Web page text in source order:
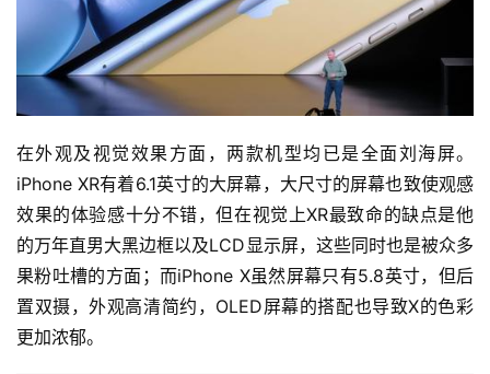
在外观及视觉效果方面，两款机型均已是全面刘海屏。
iPhone XR有着6.1英寸的大屏幕，大尺寸的屏幕也致使观感
效果的体验感十分不错，但在视觉上XR最致命的缺点是他
的万年直男大黑边框以及LCD显示屏，这些同时也是被众多
果粉吐槽的方面；而iPhone X虽然屏幕只有5.8英寸，但后
置双摄，外观高清简约，OLED屏幕的搭配也导致X的色彩
更加浓郁。